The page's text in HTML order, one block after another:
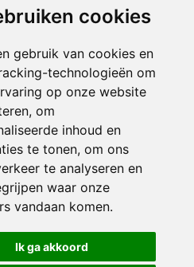
cookies
gebruik van cookies en
technologieën om
op onze website
om
inhoud en
te tonen, om ons
te analyseren en
waar onze
vandaan komen.
Ik ga akkoord